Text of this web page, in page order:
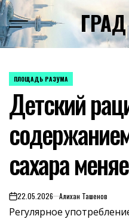
Skip
to
content
POSTED
ПЛОЩАДЬ РАЗУМА
Детский
сахара
on22.05.2026 Алихан Ташенов
Регулярное